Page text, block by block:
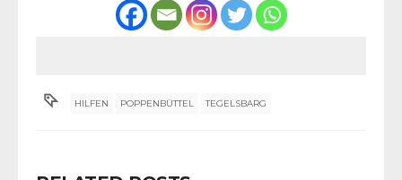
HILFEN POPPENBÜTTEL TEGELSBARG